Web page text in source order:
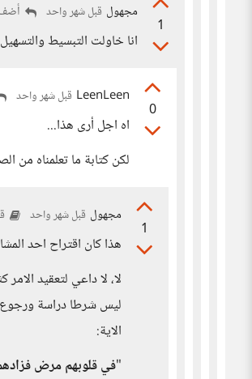
1
مجهول قبل شهر واحد
انا خاولت التبسيط
0
LeenLeen قبل شهر واحد
اه اجل أرى هذا...
لكن كتابة ما تعلمناه من
1
مجهول قبل شهر واحد
هذا كان اقتراح احد
لا، لا داعي لتعقيد
ليس شرطا دراسة ورجوع
الاية:
"في قلوبهم مرض